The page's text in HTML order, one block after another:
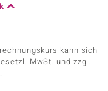
kann sich
MwSt. und zzgl.